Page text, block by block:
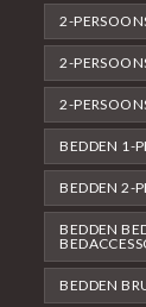
2-
2-
2-
BEDDEN 1-
BEDDEN 2-
BEDDEN
BEDDEN